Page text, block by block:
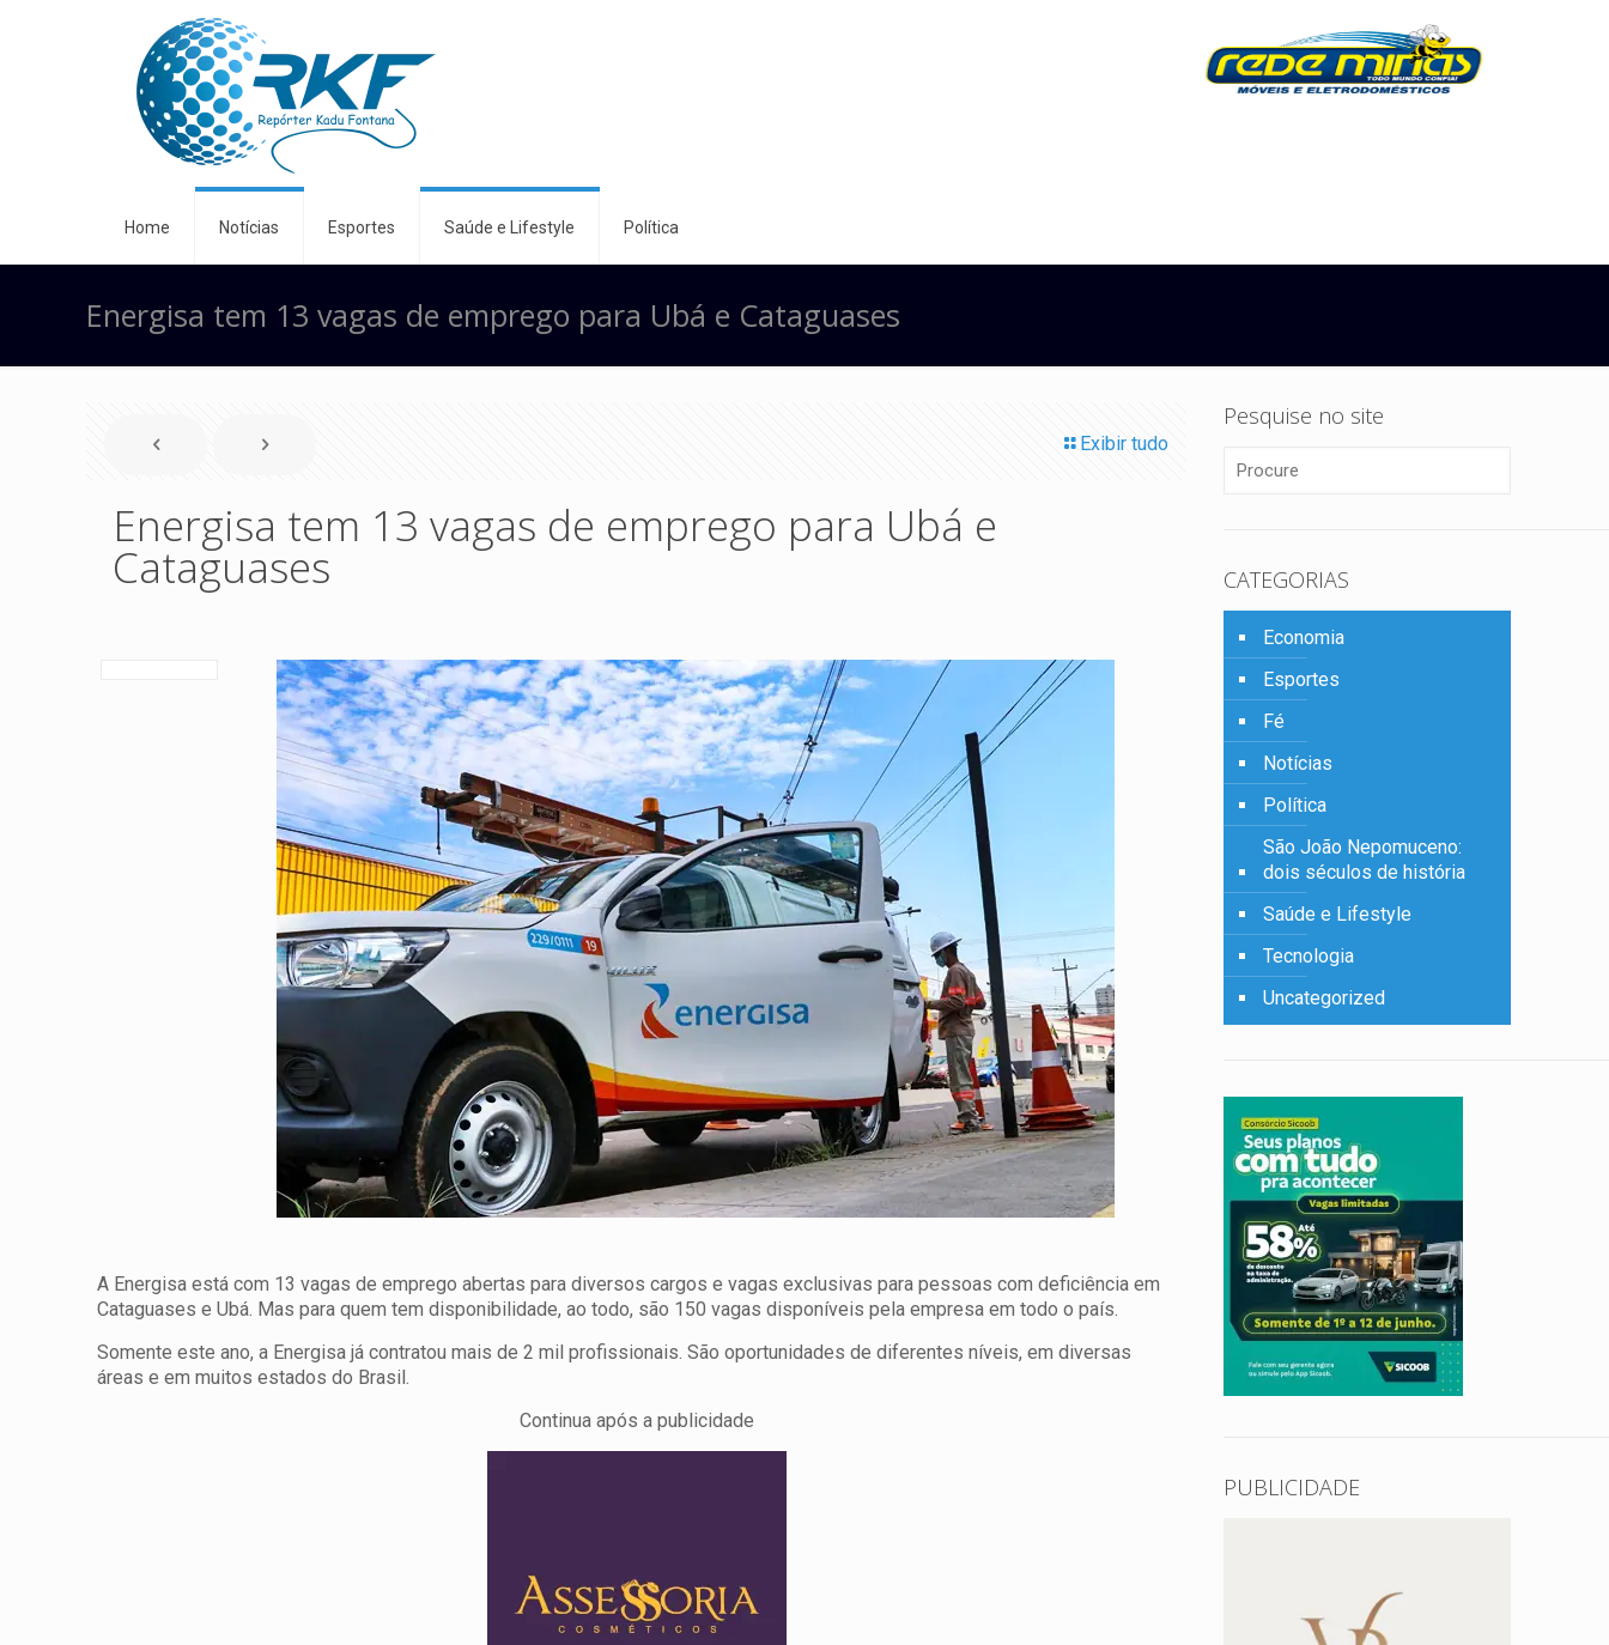
Home Notícias Esportes Saúde e Lifestyle Política
Energisa tem 13 vagas de emprego para Ubá e Cataguases
Exibir tudo
Energisa tem 13 vagas de emprego para Ubá e
Cataguases
A Energisa está com 13 vagas de emprego abertas para diversos cargos e vagas exclusivas para pessoas com deficiência em
Cataguases e Ubá. Mas para quem tem disponibilidade, ao todo, são 150 vagas disponíveis pela empresa em todo o país.
Somente este ano, a Energisa já contratou mais de 2 mil profissionais. São oportunidades de diferentes níveis, em diversas
áreas e em muitos estados do Brasil.
Continua após a publicidade
Pesquise no site
CATEGORIAS
Economia
Esportes
Fé
Notícias
Política
São João Nepomuceno:
dois séculos de história
Saúde e Lifestyle
Tecnologia
Uncategorized
PUBLICIDADE